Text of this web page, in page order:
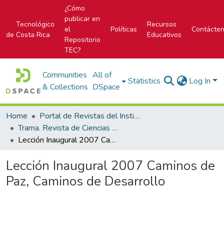
Tecnológico
de Costa Rica
¿Cómo
publicar en
el
Repositorio
TEC?
Políticas
Recursos
Educativos
Communities
& Collections
All of
DSpace
Statistics Log In
Home
Portal de Revistas del Instituto Tecnológico de Costa Rica
Trama. Revista de Ciencias Sociales y Humanidades
Lección Inaugural 2007 Caminos de Paz, Caminos de Desarrollo
Lección Inaugural 2007 Caminos de
Paz, Caminos de Desarrollo